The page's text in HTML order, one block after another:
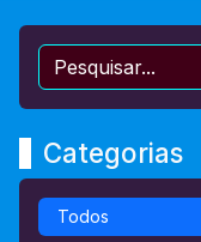
Categorias
Todos